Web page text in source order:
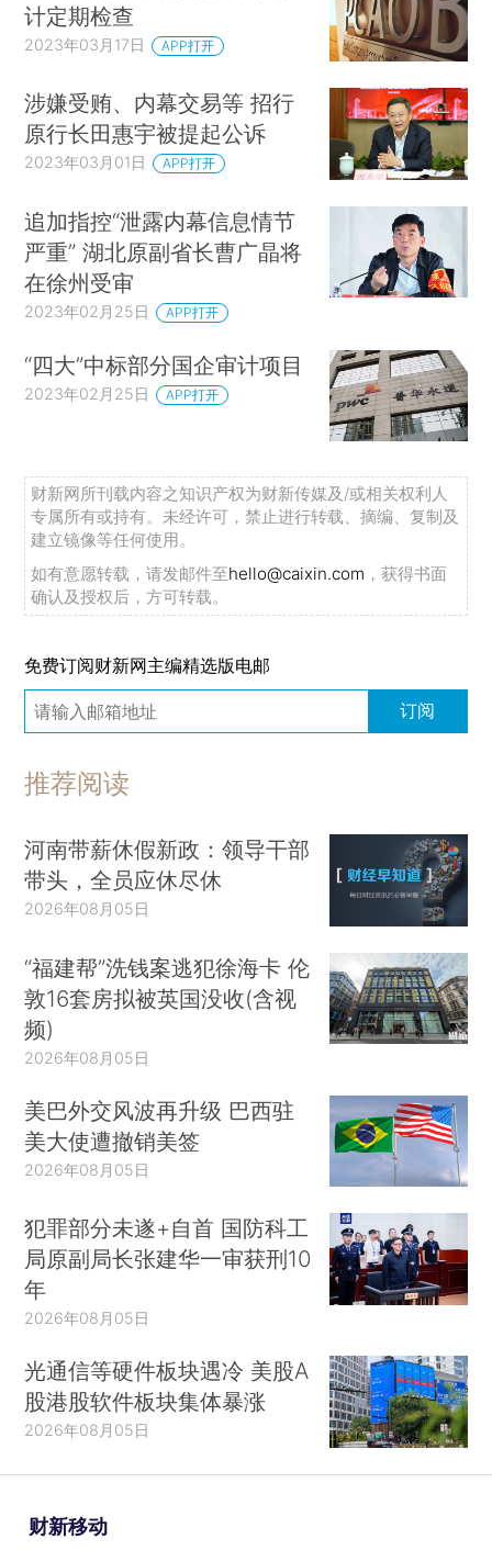
计定期检查
2023年03月17日 APP打开
涉嫌受贿、内幕交易等 招行
原行长田惠宇被提起公诉
2023年03月01日 APP打开
追加指控“泄露内幕信息情节
严重” 湖北原副省长曹广晶将
在徐州受审
2023年02月25日 APP打开
“四大”中标部分国企审计项目
2023年02月25日 APP打开
财新网所刊载内容之知识产权为财新传媒及/或相关权利人
专属所有或持有。未经许可，禁止进行转载、摘编、复制及
建立镜像等任何使用。
如有意愿转载，请发邮件至hello@caixin.com ，获得书面
确认及授权后，方可转载。
免费订阅财新网主编精选版电邮
订阅
推荐阅读
河南带薪休假新政：领导干部
带头，全员应休尽休
2026年08月05日
“福建帮”洗钱案逃犯徐海卡 伦
敦16套房拟被英国没收(含视
频)
2026年08月05日
美巴外交风波再升级 巴西驻
美大使遭撤销美签
2026年08月05日
犯罪部分未遂+自首 国防科工
局原副局长张建华一审获刑10
年
2026年08月05日
光通信等硬件板块遇冷 美股A
股港股软件板块集体暴涨
2026年08月05日
财新移动